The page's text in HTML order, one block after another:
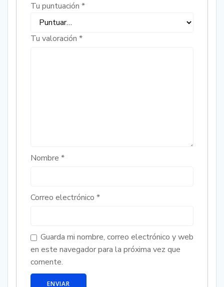
Tu puntuación *
Tu valoración *
Nombre *
Correo electrónico *
Guarda mi nombre, correo electrónico y web
en este navegador para la próxima vez que
comente.